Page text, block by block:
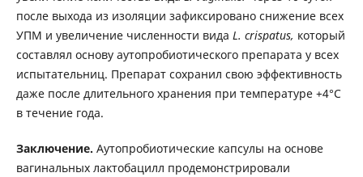
после выхода из изоляции зафиксировано снижение всех
УПМ и увеличение численности вида L. crispatus, который
составлял основу аутопробиотического препарата у всех
испытательниц. Препарат сохранил свою эффективность
даже после длительного хранения при температуре +4°C
в течение года.
Заключение. Аутопробиотические капсулы на основе
вагинальных лактобацилл продемонстрировали